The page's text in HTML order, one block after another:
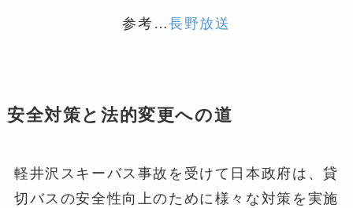
参考…長野放送
安全対策と法的変更への道
軽井沢スキーバス事故を受けて日本政府は、貸
切バスの安全性向上のために様々な対策を実施